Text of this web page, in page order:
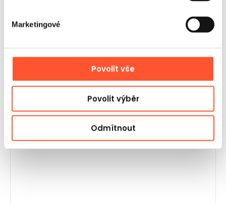
Marketingové
Povolit vše
Povolit výběr
Odmítnout
Zákazníci nám dávají hodnocení 5!
zákazníky. Personál je nápomocný a důkladně
odpovídá na otázky. Rychlé dodání a atraktivní
ceny jsou další výhody. Rozhodně doporučuji!
Wiktoria Meczynska